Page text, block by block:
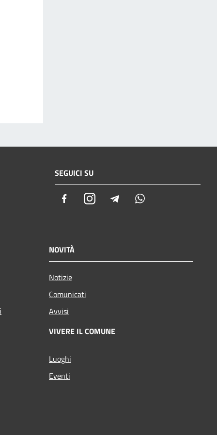
SEGUICI SU
FacebookInstagramTelegram
NOVITÀ
Notizie
Comunicati
Avvisi
VIVERE IL COMUNE
Luoghi
Eventi